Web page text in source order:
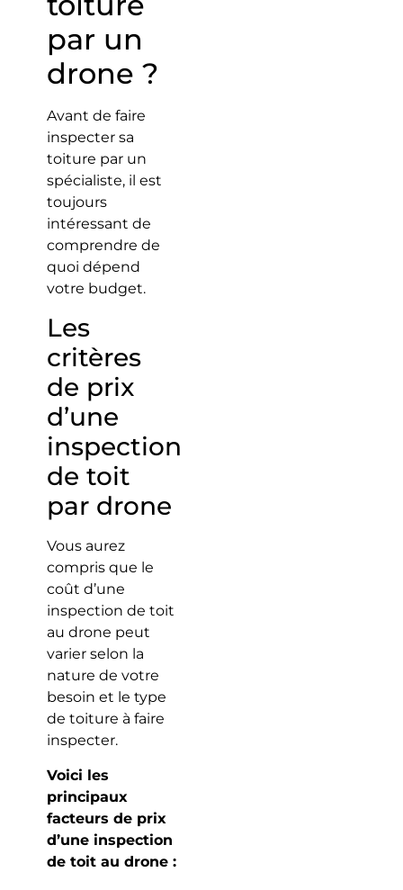
par un
drone ?
Avant de faire
inspecter sa
toiture par un
spécialiste, il est
toujours
intéressant de
comprendre de
quoi dépend
votre budget.
Les
critères
de prix
d’une
inspection
de toit
par drone
Vous aurez
compris que le
coût d’une
inspection de toit
au drone peut
varier selon la
nature de votre
besoin et le type
de toiture à faire
inspecter.
Voici les
principaux
facteurs de prix
d’une inspection
de toit au drone :